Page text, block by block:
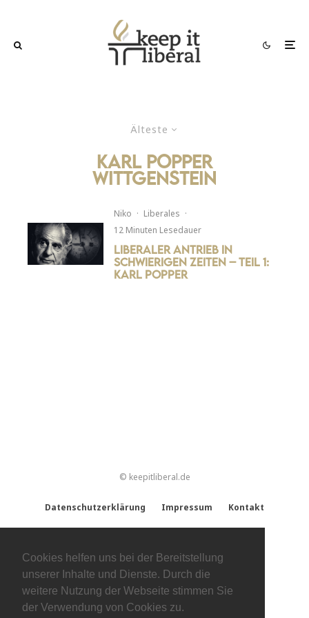
Cookies helfen uns bei der Bereitstellung
unserer Inhalte und Dienste. Durch die
weitere Nutzung der Webseite stimmen Sie
der Verwendung von Cookies zu.
Älteste
Karl Popper
Wittgenstein
Niko · Liberales ·
12 Minuten Lesedauer
Liberaler Antrieb in
schwierigen Zeiten – Teil 1:
Karl Popper
© keepitliberal.de
Datenschutzerklärung Impressum Kontakt